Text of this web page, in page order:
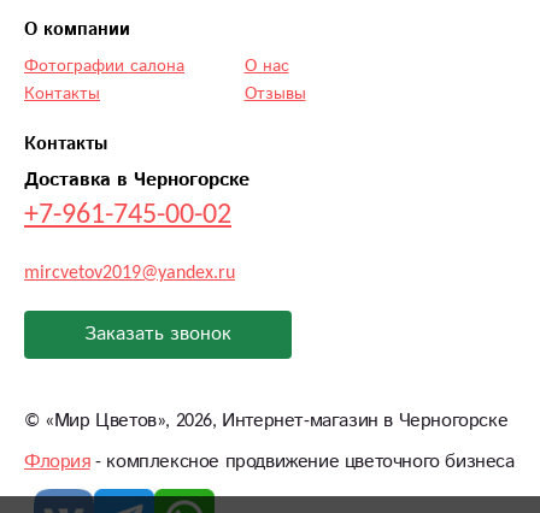
Контакты
Доставка в Черногорске
+7-961-745-00-02
mircvetov2019@yandex.ru
Заказать звонок
О компании
Фотографии салона
Контакты
О нас
Отзывы
© «Мир Цветов», 2026, Интернет-магазин в Черногорске
Флория- комплексное продвижение цветочного бизнеса